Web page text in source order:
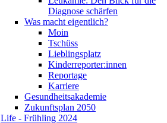
Diagnose schärfen
Was macht eigentlich?
Moin
Tschüss
Lieblingsplatz
Kinderreporter:innen
Reportage
Karriere
Gesundheitsakademie
Zukunftsplan 2050
Life - Frühling 2024